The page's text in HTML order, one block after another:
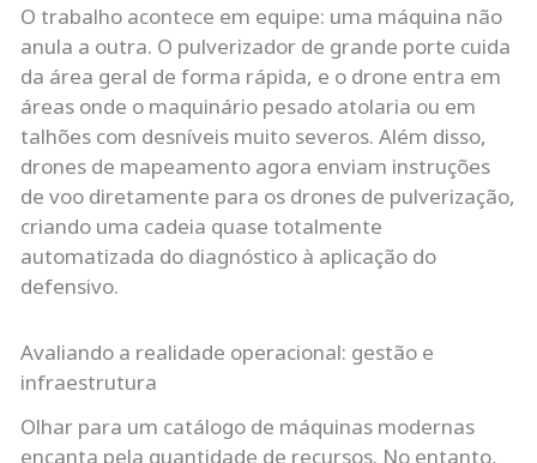
O trabalho acontece em equipe: uma máquina não
anula a outra. O pulverizador de grande porte cuida
da área geral de forma rápida, e o drone entra em
áreas onde o maquinário pesado atolaria ou em
talhões com desníveis muito severos. Além disso,
drones de mapeamento agora enviam instruções
de voo diretamente para os drones de pulverização,
criando uma cadeia quase totalmente
automatizada do diagnóstico à aplicação do
defensivo.
Avaliando a realidade operacional: gestão e
infraestrutura
Olhar para um catálogo de máquinas modernas
encanta pela quantidade de recursos. No entanto,